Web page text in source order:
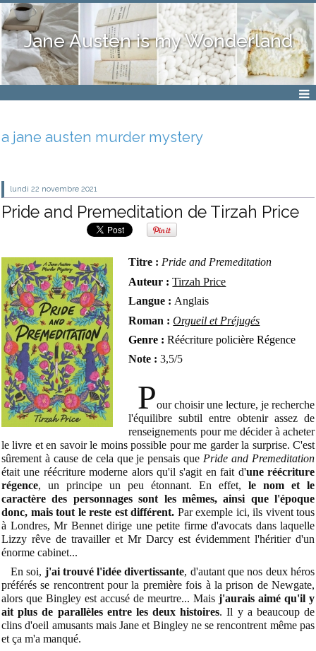
Jane Austen is my Wonderland
a jane austen murder mystery
lundi 22 novembre 2021
Pride and Premeditation de Tirzah Price
Titre : Pride and Premeditation
Auteur :Tirzah Price
Langue : Anglais
Roman :Orgueil et Préjugés
Genre : Réécriture policière Régence
Note : 3,5/5
Pour choisir une lecture, je recherche
l'équilibre subtil entre obtenir assez de
renseignements pour me décider à acheter
le livre et en savoir le moins possible pour me garder la surprise. C'est
sûrement à cause de cela que je pensais que Pride and Premeditation
était une réécriture moderne alors qu'il s'agit en fait d'une réécriture
régence, un principe un peu étonnant. En effet, le nom et le
caractère des personnages sont les mêmes, ainsi que l'époque
donc, mais tout le reste est différent. Par exemple ici, ils vivent tous
à Londres, Mr Bennet dirige une petite firme d'avocats dans laquelle
Lizzy rêve de travailler et Mr Darcy est évidemment l'héritier d'un
énorme cabinet...
En soi, j'ai trouvé l'idée divertissante, d'autant que nos deux héros
préférés se rencontrent pour la première fois à la prison de Newgate,
alors que Bingley est accusé de meurtre... Mais j'aurais aimé qu'il y
ait plus de parallèles entre les deux histoires. Il y a beaucoup de
clins d'oeil amusants mais Jane et Bingley ne se rencontrent même pas
et ça m'a manqué.